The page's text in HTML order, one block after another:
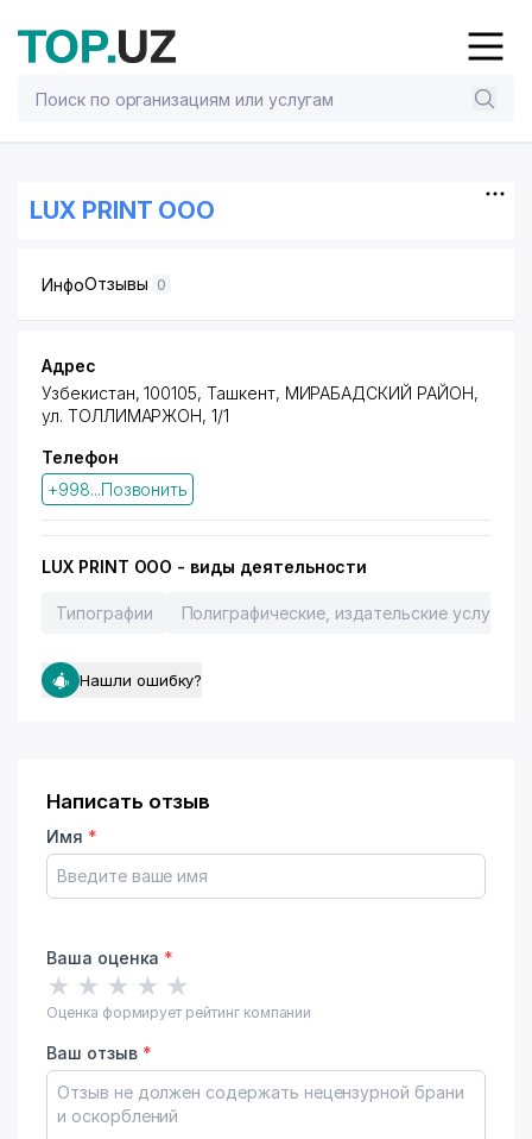
LUX PRINT ООО
ИнфоОтзывы 0
Адрес
Узбекистан, 100105, Ташкент, МИРАБАДСКИЙ РАЙОН,
ул. ТОЛЛИМАРЖОН, 1/1
Телефон
+998...Позвонить
LUX PRINT ООО - виды деятельности
Типографии Полиграфические, издательские услуги
Нашли ошибку?
Написать отзыв
Имя *
Ваша оценка *
★ ★ ★ ★ ★
Оценка формирует рейтинг компании
Ваш отзыв *